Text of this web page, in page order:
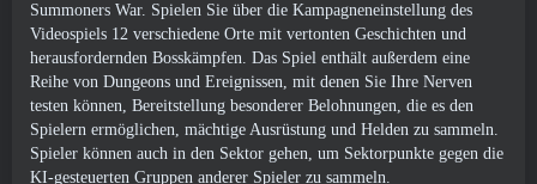
Summoners War. Spielen Sie über die Kampagneneinstellung des
Videospiels 12 verschiedene Orte mit vertonten Geschichten und
herausfordernden Bosskämpfen. Das Spiel enthält außerdem eine
Reihe von Dungeons und Ereignissen, mit denen Sie Ihre Nerven
testen können, Bereitstellung besonderer Belohnungen, die es den
Spielern ermöglichen, mächtige Ausrüstung und Helden zu sammeln.
Spieler können auch in den Sektor gehen, um Sektorpunkte gegen die
KI-gesteuerten Gruppen anderer Spieler zu sammeln.